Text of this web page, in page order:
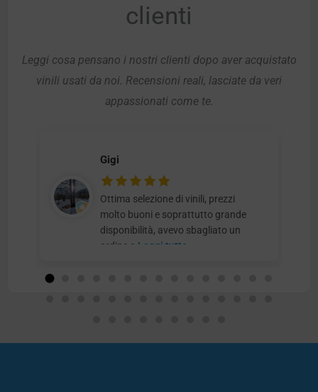
clienti
Leggi cosa pensano i nostri clienti dopo aver acquistato
vinili usati da noi. Recensioni reali, lasciate da veri
appassionati come te.
Gigi
Ottima selezione di vinili, prezzi
molto buoni e soprattutto grande
disponibilità, avevo sbagliato un
ordine e Leggi tutto